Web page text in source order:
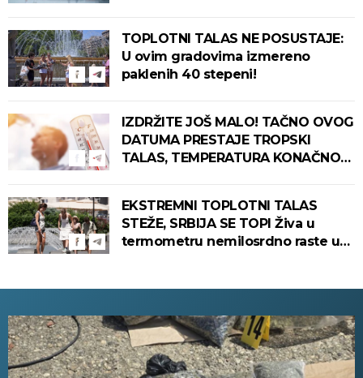
TOPLOTNI TALAS NE POSUSTAJE:
U ovim gradovima izmereno
paklenih 40 stepeni!
IZDRŽITE JOŠ MALO! TAČNO OVOG
DATUMA PRESTAJE TROPSKI
TALAS, TEMPERATURA KONAČNO
EKSTREMNI TOPLOTNI TALAS
STEŽE, SRBIJA SE TOPI Živa u
termometru nemilosrdno raste u